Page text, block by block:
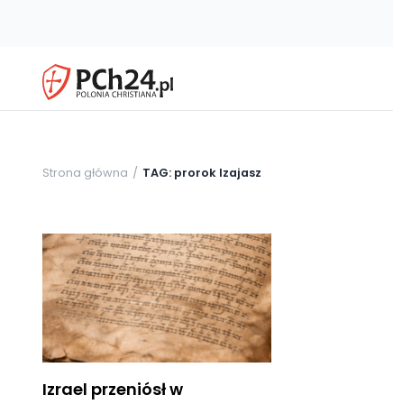
Strona główna TAG: prorok Izajasz
Izrael przeniósł w